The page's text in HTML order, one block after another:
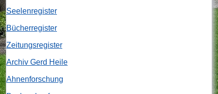
Seelenregister
Bücherregister
Zeitungsregister
Archiv Gerd Heile
Ahnenforschung